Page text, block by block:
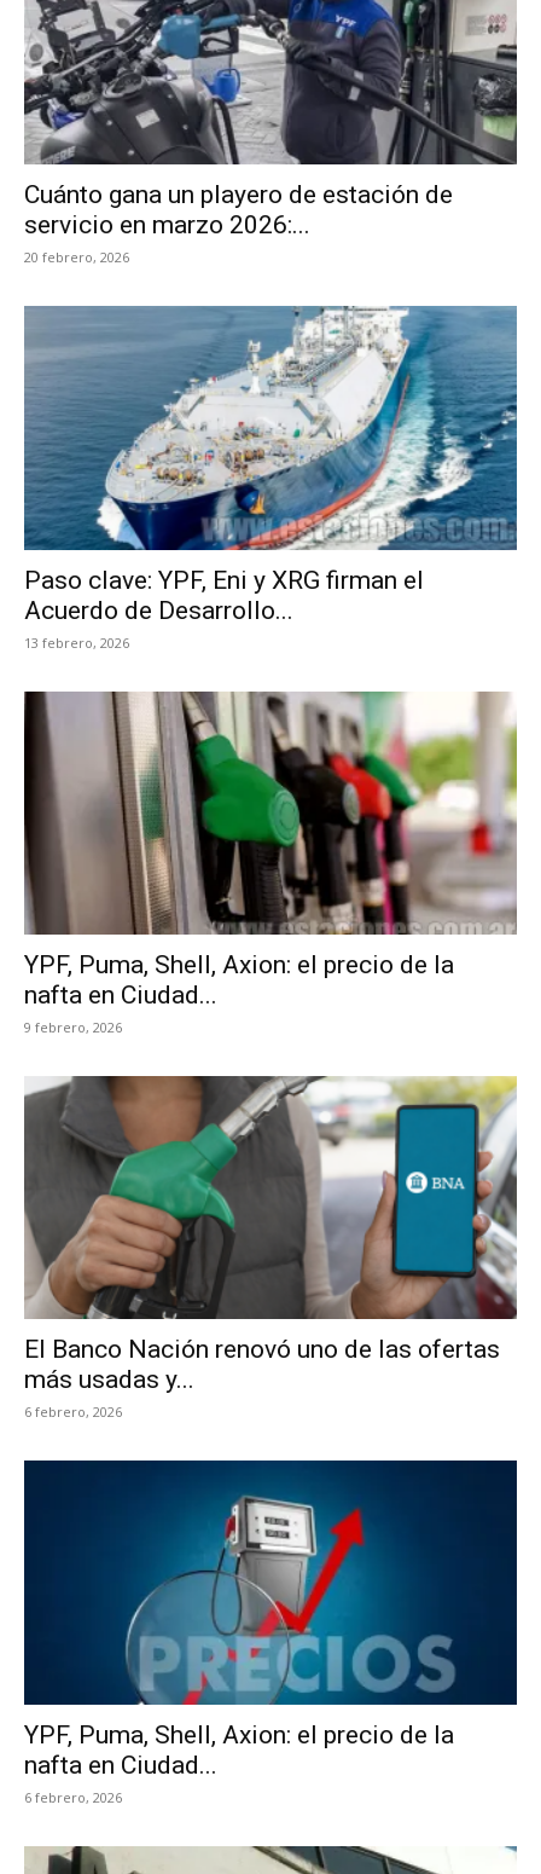
Cuánto gana un playero de estación de
servicio en marzo 2026:...
20 febrero, 2026
Paso clave: YPF, Eni y XRG firman el
Acuerdo de Desarrollo...
13 febrero, 2026
YPF, Puma, Shell, Axion: el precio de la
nafta en Ciudad...
9 febrero, 2026
El Banco Nación renovó uno de las ofertas
más usadas y...
6 febrero, 2026
YPF, Puma, Shell, Axion: el precio de la
nafta en Ciudad...
6 febrero, 2026